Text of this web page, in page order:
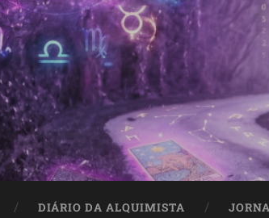
DIÁRIO DA ALQUIMISTA